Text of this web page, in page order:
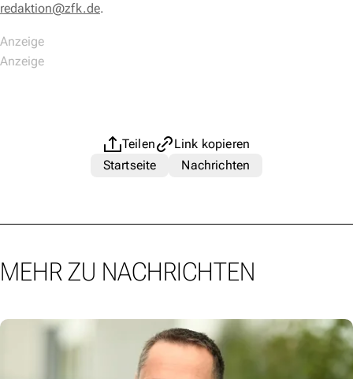
redaktion@zfk.de.
Teilen
Link kopieren
Startseite
Nachrichten
MEHR ZU NACHRICHTEN